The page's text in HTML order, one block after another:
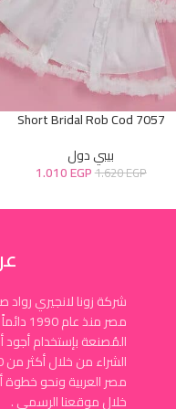
Short Bridal Rob Cod 7057
بيبي دول
1.620EGP
1.010EGP
شركة زونا لانجيري رواد
مصر
المُصنعة بإستخدام أجود
مصر العربية ونحو خطوة
خلال موقعنا الرسمي .